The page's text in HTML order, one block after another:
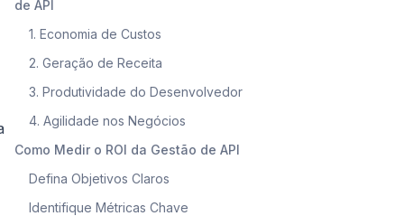
de API
1. Economia de Custos
2. Geração de Receita
3. Produtividade do Desenvolvedor
4. Agilidade nos Negócios
Como Medir o ROI da Gestão de API
Defina Objetivos Claros
Identifique Métricas Chave